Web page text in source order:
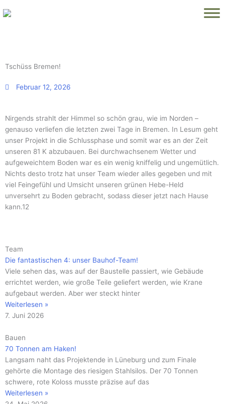
Inhalt
Tschüss Bremen!
Februar 12, 2026
Nirgends strahlt der Himmel so schön grau, wie im Norden –
genauso verliefen die letzten zwei Tage in Bremen. In Lesum geht
unser Projekt in die Schlussphase und somit war es an der Zeit
unseren 81 K abzubauen. Bei durchwachsenem Wetter und
aufgeweichtem Boden war es ein wenig kniffelig und ungemütlich.
Nichts desto trotz hat unser Team wieder alles gegeben und mit
viel Feingefühl und Umsicht unseren grünen Hebe-Held
unversehrt zu Boden gebracht, sodass dieser jetzt nach Hause
kann.12
Team
Die fantastischen 4: unser Bauhof-Team!
Viele sehen das, was auf der Baustelle passiert, wie Gebäude
errichtet werden, wie große Teile geliefert werden, wie Krane
aufgebaut werden. Aber wer steckt hinter
Weiterlesen »
7. Juni 2026
Bauen
70 Tonnen am Haken!
Langsam naht das Projektende in Lüneburg und zum Finale
gehörte die Montage des riesigen Stahlsilos. Der 70 Tonnen
schwere, rote Koloss musste präzise auf das
Weiterlesen »